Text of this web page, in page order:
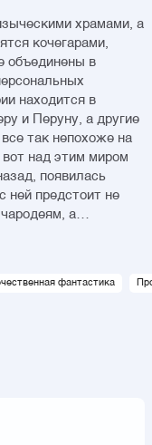
храмами, а
кочегарами,
объединены в
находится в
и Перуну, а другие
так непохоже на
появилась
ней предстоит не
а
Правда,
фантастика